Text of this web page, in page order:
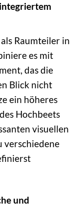
Raumteiler in
es mit
das die
Blick nicht
ein höheres
Hochbeets
visuellen
verschiedene
und